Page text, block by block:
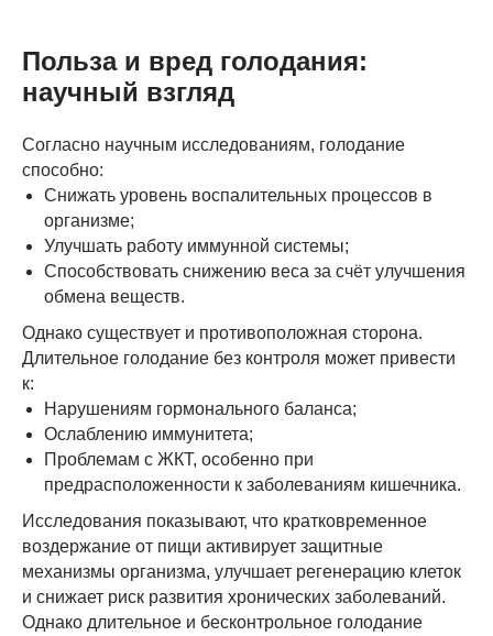
Польза и вред голодания:
научный взгляд
Согласно научным исследованиям, голодание
способно:
Снижать уровень воспалительных процессов в
организме;
Улучшать работу иммунной системы;
Способствовать снижению веса за счёт улучшения
обмена веществ.
Однако существует и противоположная сторона.
Длительное голодание без контроля может привести
к:
Нарушениям гормонального баланса;
Ослаблению иммунитета;
Проблемам с ЖКТ, особенно при
предрасположенности к заболеваниям кишечника.
Исследования показывают, что кратковременное
воздержание от пищи активирует защитные
механизмы организма, улучшает регенерацию клеток
и снижает риск развития хронических заболеваний.
Однако длительное и бесконтрольное голодание